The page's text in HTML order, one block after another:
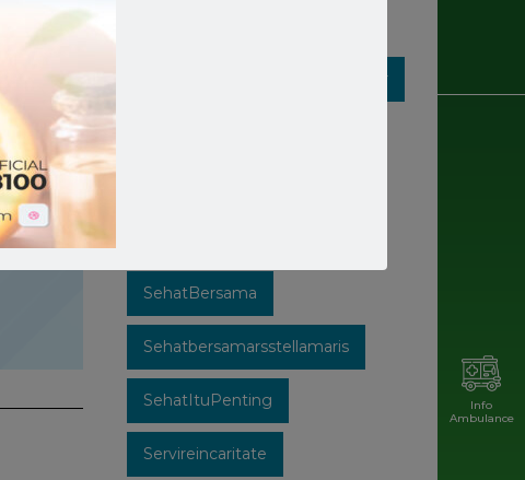
Rumahsakitstellamarismakassar
SehatBersama
Sehatbersamarsstellamaris
SehatItuPenting
Servireincaritate
Info
Ambulance